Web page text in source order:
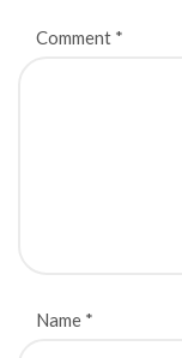
Comment *
Name *